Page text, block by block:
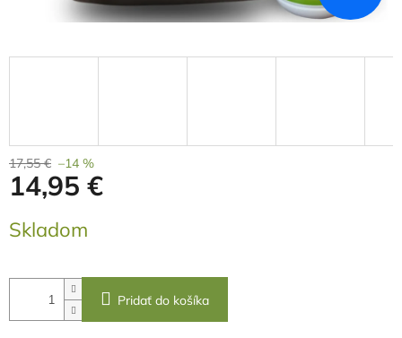
17,55 € –14 %
14,95 €
cena:
Skladom
Pridať do košíka